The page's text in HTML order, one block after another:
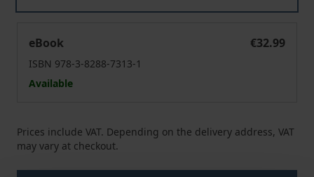
eBook
€32.99
ISBN 978-3-8288-7313-1
Available
Prices include VAT. Depending on the delivery address, VAT
may vary at checkout.